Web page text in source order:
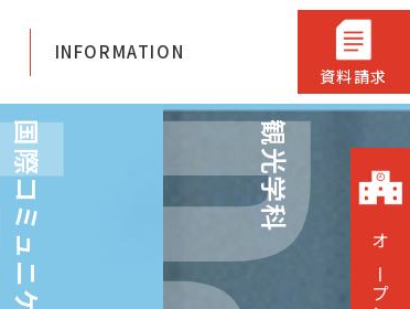
INFORMATION
資料請求
観光学科